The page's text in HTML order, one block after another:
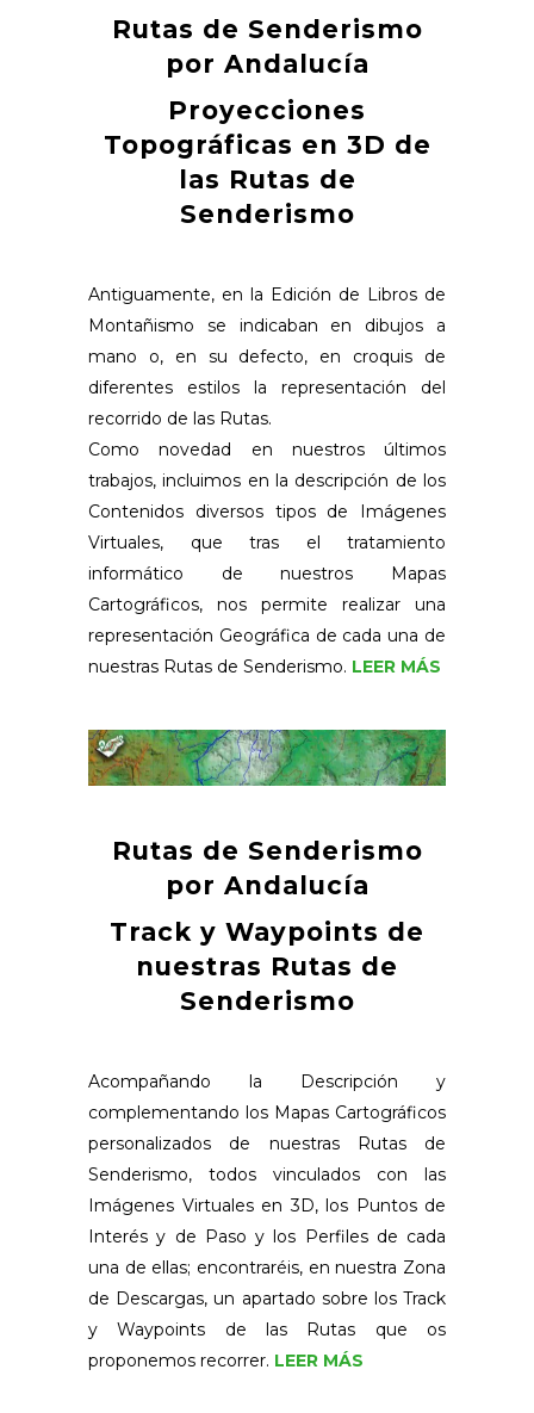
Rutas de Senderismo
por Andalucía
Proyecciones
Topográficas en 3D de
las Rutas de
Senderismo
Antiguamente, en la Edición de Libros de
Montañismo se indicaban en dibujos a
mano o, en su defecto, en croquis de
diferentes estilos la representación del
recorrido de las Rutas.
Como novedad en nuestros últimos
trabajos, incluimos en la descripción de los
Contenidos diversos tipos de Imágenes
Virtuales, que tras el tratamiento
informático de nuestros Mapas
Cartográficos, nos permite realizar una
representación Geográfica de cada una de
nuestras Rutas de Senderismo. LEER MÁS
Rutas de Senderismo
por Andalucía
Track y Waypoints de
nuestras Rutas de
Senderismo
Acompañando la Descripción y
complementando los Mapas Cartográficos
personalizados de nuestras Rutas de
Senderismo, todos vinculados con las
Imágenes Virtuales en 3D, los Puntos de
Interés y de Paso y los Perfiles de cada
una de ellas; encontraréis, en nuestra Zona
de Descargas, un apartado sobre los Track
y Waypoints de las Rutas que os
proponemos recorrer. LEER MÁS